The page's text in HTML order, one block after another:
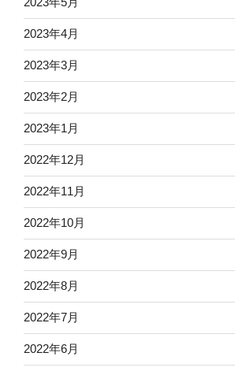
2023年4月
2023年3月
2023年2月
2023年1月
2022年12月
2022年11月
2022年10月
2022年9月
2022年8月
2022年7月
2022年6月